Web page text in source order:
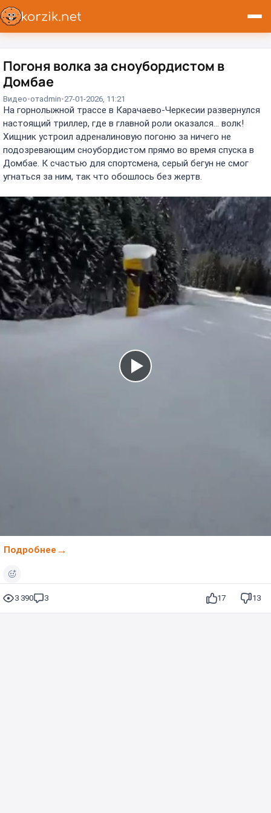
Погоня волка за сноубордистом в
Домбае
Видео отadmin 27-01-2026, 11:21
На горнолыжной трассе в Карачаево-Черкесии развернулся
настоящий триллер, где в главной роли оказался... волк!
Хищник устроил адреналиновую погоню за ничего не
подозревающим сноубордистом прямо во время спуска в
Домбае. К счастью для спортсмена, серый бегун не смог
угнаться за ним, так что обошлось без жертв.
Подробнее
3 390 3 17 13